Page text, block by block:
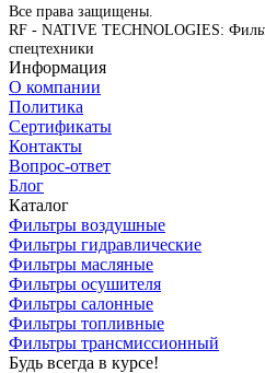
Все права защищены.
RF - NATIVE TECHNOLOGIES:
спецтехники
Информация
О компании
Политика
Сертификаты
Контакты
Вопрос-ответ
Блог
Каталог
Фильтры воздушные
Фильтры гидравлические
Фильтры масляные
Фильтры осушителя
Фильтры салонные
Фильтры топливные
Фильтры трансмиссионный
Будь всегда в курсе!